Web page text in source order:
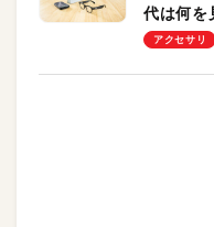
代は何を
授による
アクセサリ